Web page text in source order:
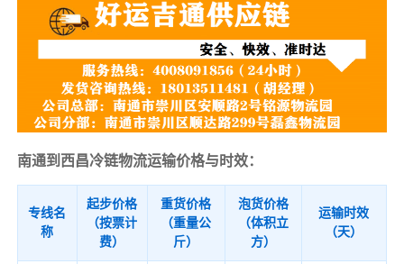
南通到西昌冷链物流运输价格与时效：
专线名
称
起步价格
（按票计
费）
重货价格
（重量公
斤）
泡货价格
（体积立
方）
运输时效
（天）